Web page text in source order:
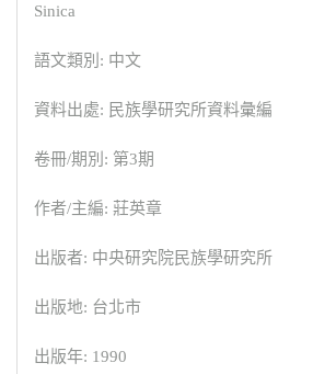
Sinica
語文類別: 中文
資料出處: 民族學研究所資料彙編
卷冊/期別: 第3期
作者/主編: 莊英章
出版者: 中央研究院民族學研究所
出版地: 台北市
出版年: 1990